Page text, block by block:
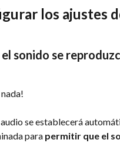
los ajustes
sonido se
se establecerá
para permitir que el